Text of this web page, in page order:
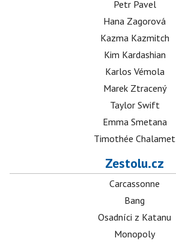
Petr Pavel
Hana Zagorová
Kazma Kazmitch
Kim Kardashian
Karlos Vémola
Marek Ztracený
Taylor Swift
Emma Smetana
Timothée Chalamet
Zestolu.cz
Carcassonne
Bang
Osadníci z Katanu
Monopoly